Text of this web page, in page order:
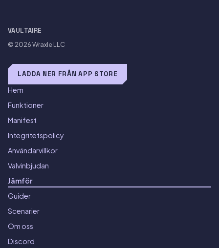
VAULTAIRE
© 2026Wraxle LLC
LADDA NER FRÅN APP STORE
Hem
Funktioner
Manifest
Integritetspolicy
Användarvillkor
Valvinbjudan
Jämför
Guider
Scenarier
Om oss
Discord